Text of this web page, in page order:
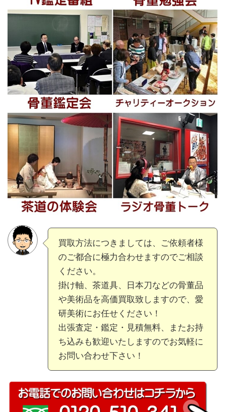
買取方法につきましては、ご依頼者様
のご都合に極力合わせますのでご相談
ください。
掛け軸、茶道具、日本刀などの骨董品
や美術品を高価買取致しますので、愛
研美術にお任せください！
出張査定・鑑定・見積無料、またお持
ち込みも歓迎いたしますのでお気軽に
お問い合わせ下さい！